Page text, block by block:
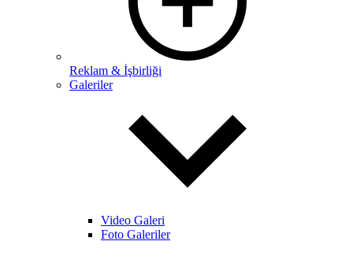
Reklam & İşbirliği
Galeriler
Video Galeri
Foto Galeriler